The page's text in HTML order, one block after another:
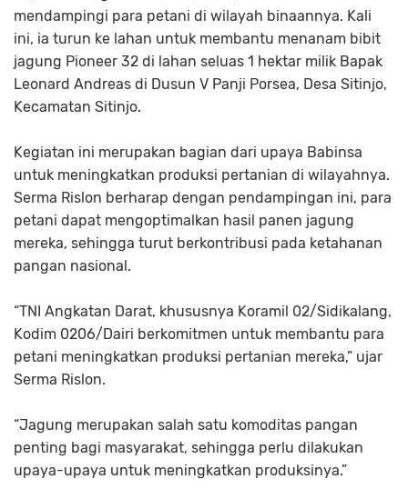
mendampingi para petani di wilayah binaannya. Kali
ini, ia turun ke lahan untuk membantu menanam bibit
jagung Pioneer 32 di lahan seluas 1 hektar milik Bapak
Leonard Andreas di Dusun V Panji Porsea, Desa Sitinjo,
Kecamatan Sitinjo.
Kegiatan ini merupakan bagian dari upaya Babinsa
untuk meningkatkan produksi pertanian di wilayahnya.
Serma Rislon berharap dengan pendampingan ini, para
petani dapat mengoptimalkan hasil panen jagung
mereka, sehingga turut berkontribusi pada ketahanan
pangan nasional.
“TNI Angkatan Darat, khususnya Koramil 02/Sidikalang,
Kodim 0206/Dairi berkomitmen untuk membantu para
petani meningkatkan produksi pertanian mereka,” ujar
Serma Rislon.
“Jagung merupakan salah satu komoditas pangan
penting bagi masyarakat, sehingga perlu dilakukan
upaya-upaya untuk meningkatkan produksinya.”